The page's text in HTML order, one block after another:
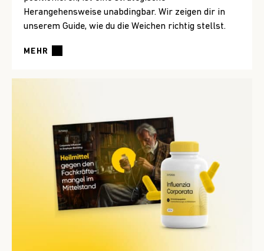
Herangehensweise unabdingbar. Wir zeigen dir in
unserem Guide, wie du die Weichen richtig stellst.
MEHR